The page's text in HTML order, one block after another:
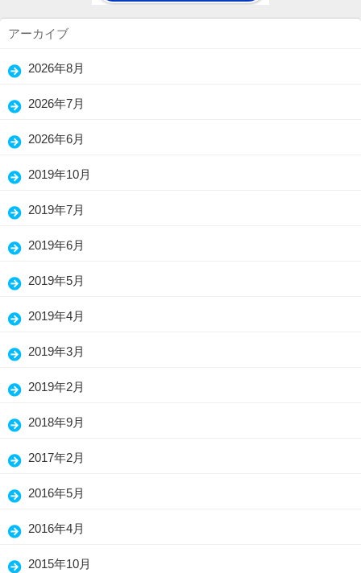
アーカイブ
2026年8月
2026年7月
2026年6月
2019年10月
2019年7月
2019年6月
2019年5月
2019年4月
2019年3月
2019年2月
2018年9月
2017年2月
2016年5月
2016年4月
2015年10月